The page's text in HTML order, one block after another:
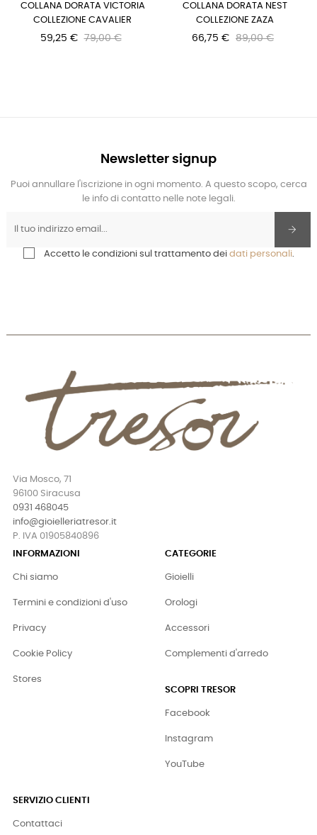
COLLANA DORATA VICTORIA
COLLEZIONE CAVALIER
59,25 € 79,00 €
COLLANA DORATA NEST
COLLEZIONE ZAZA
66,75 € 89,00 €
Newsletter signup
Puoi annullare l'iscrizione in ogni momento. A questo scopo, cerca
le info di contatto nelle note legali.
Accetto le condizioni sul trattamento dei dati personali.
Via Mosco, 71
96100 Siracusa
0931 468045
info@gioielleriatresor.it
P. IVA 01905840896
INFORMAZIONI
Chi siamo
Termini e condizioni d'uso
Privacy
Cookie Policy
Stores
CATEGORIE
Gioielli
Orologi
Accessori
Complementi d'arredo
SCOPRI TRESOR
Facebook
Instagram
YouTube
SERVIZIO CLIENTI
Contattaci